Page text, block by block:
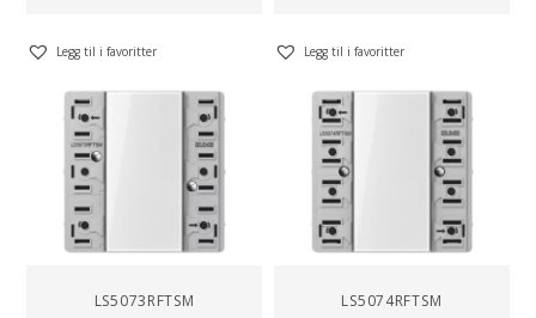
Legg til i favoritter Legg til i favoritter
LS5073RFTSM LS5074RFTSM